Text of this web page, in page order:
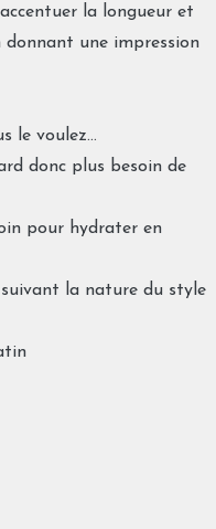
la longueur et
une impression
le voulez…
donc plus besoin de
pour hydrater en
la nature du style